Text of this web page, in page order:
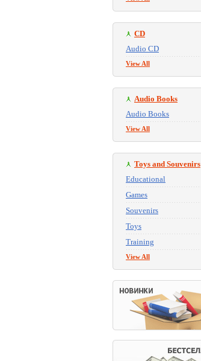
CD
Audio CD
View All
Audio Books
Audio Books
View All
Toys and Souvenirs
Educational
Games
Souvenirs
Toys
Training
View All